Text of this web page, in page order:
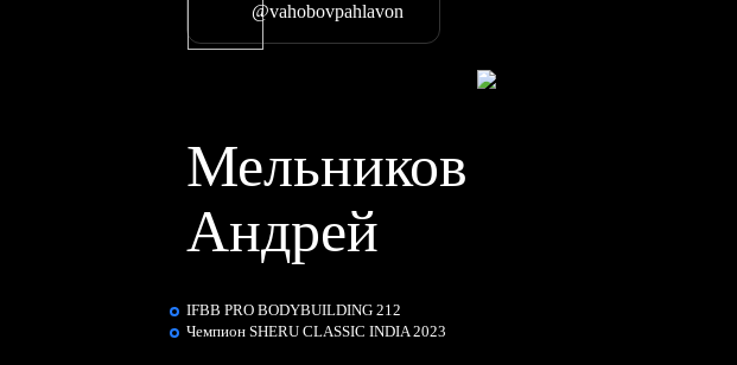
@vahobovpahlavon
Мельников
Андрей
IFBB PRO BODYBUILDING 212
Чемпион SHERU CLASSIC INDIA 2023